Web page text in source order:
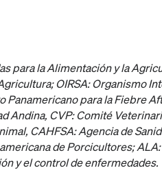
para la Alimentación y la
OIRSA: Organismo
Panamericano para la Fiebre
Andina, CVP: Comité
, CAHFSA: Agencia de
de Porcicultores;ALA
y el control de enfermedades.